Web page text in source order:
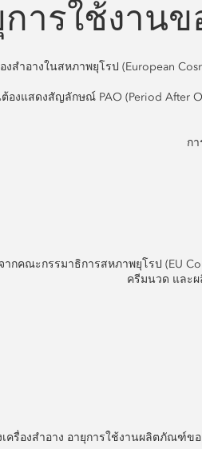
ารใช้งานของ
องสำอางในสหภาพยุโรป (European
ต้องแสดงสัญลักษณ์ PAO (Period After
ก
กคณะกรรมาธิการสหภาพยุโรป (EU
ครีมนวด และ
ครื่องสำอาง อายุการใช้งานผลิตภัณฑ์ขอ